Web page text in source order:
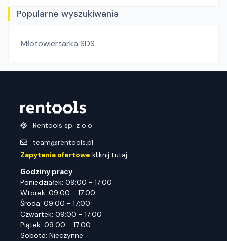
Popularne wyszukiwania
Młotowiertarka SDS
Rentools sp. z o.o.
team@rentools.pl
Zapytania ofertowe kliknij tutaj
Godziny pracy
Poniedziałek: 09:00 - 17:00
Wtorek: 09:00 - 17:00
Środa: 09:00 - 17:00
Czwartek: 09:00 - 17:00
Piątek: 09:00 - 17:00
Sobota: Nieczynne